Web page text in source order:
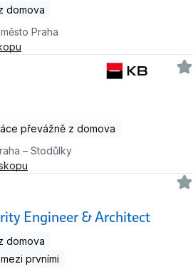
domova
Praha
převážně z domova
– Stodůlky
Engineer & Architect
domova
prvními